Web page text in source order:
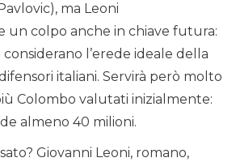
ma Leoni
un colpo anche in chiave futura:
considerano l’erede ideale della
italiani. Servirà però molto
Colombo valutati inizialmente:
almeno 40 milioni.
Giovanni Leoni, romano,